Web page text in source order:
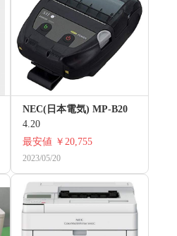
NEC(日本電気) MP-B20
4.20
最安値 ￥20,755
2023/05/20